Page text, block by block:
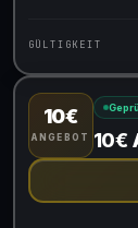
GÜLTIGKEIT
Gültig für
10€
ANGEBOT 10€